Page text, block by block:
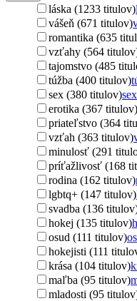
láska (1233 titulov)
vášeň (671 titulov)
romantika (635
vzťahy (564
tajomstvo (485
túžba (400 titulov)
sex (380 titulov)sex
erotika (367 titulov)
priateľstvo (364
vzťah (363 titulov)
minulosť (291
príťažlivosť (168
rodina (162 titulov)
lgbtq+ (147 titulov)
svadba (136
hokej (135 titulov)
osud (111 titulov)
hokejisti (111
krása (104 titulov)
maľba (95 titulov)
mladosti (95